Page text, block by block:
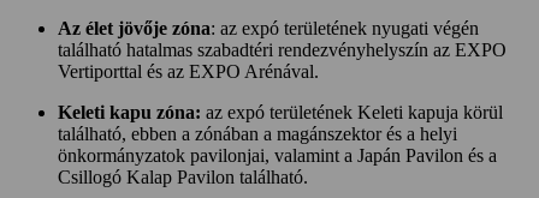
Az élet jövője zóna: az expó területének nyugati végén
található hatalmas szabadtéri rendezvényhelyszín az EXPO
Vertiporttal és az EXPO Arénával.
Keleti kapu zóna: az expó területének Keleti kapuja körül
található, ebben a zónában a magánszektor és a helyi
önkormányzatok pavilonjai, valamint a Japán Pavilon és a
Csillogó Kalap Pavilon található.